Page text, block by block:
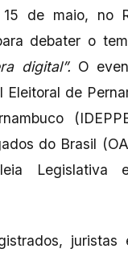
de maio, no
debater o
digital”. O
de
do Brasil
Legislativa
juristas